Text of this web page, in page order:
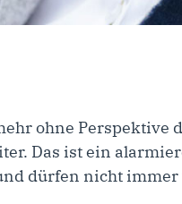
ohne Perspektive
Das ist ein
dürfen nicht